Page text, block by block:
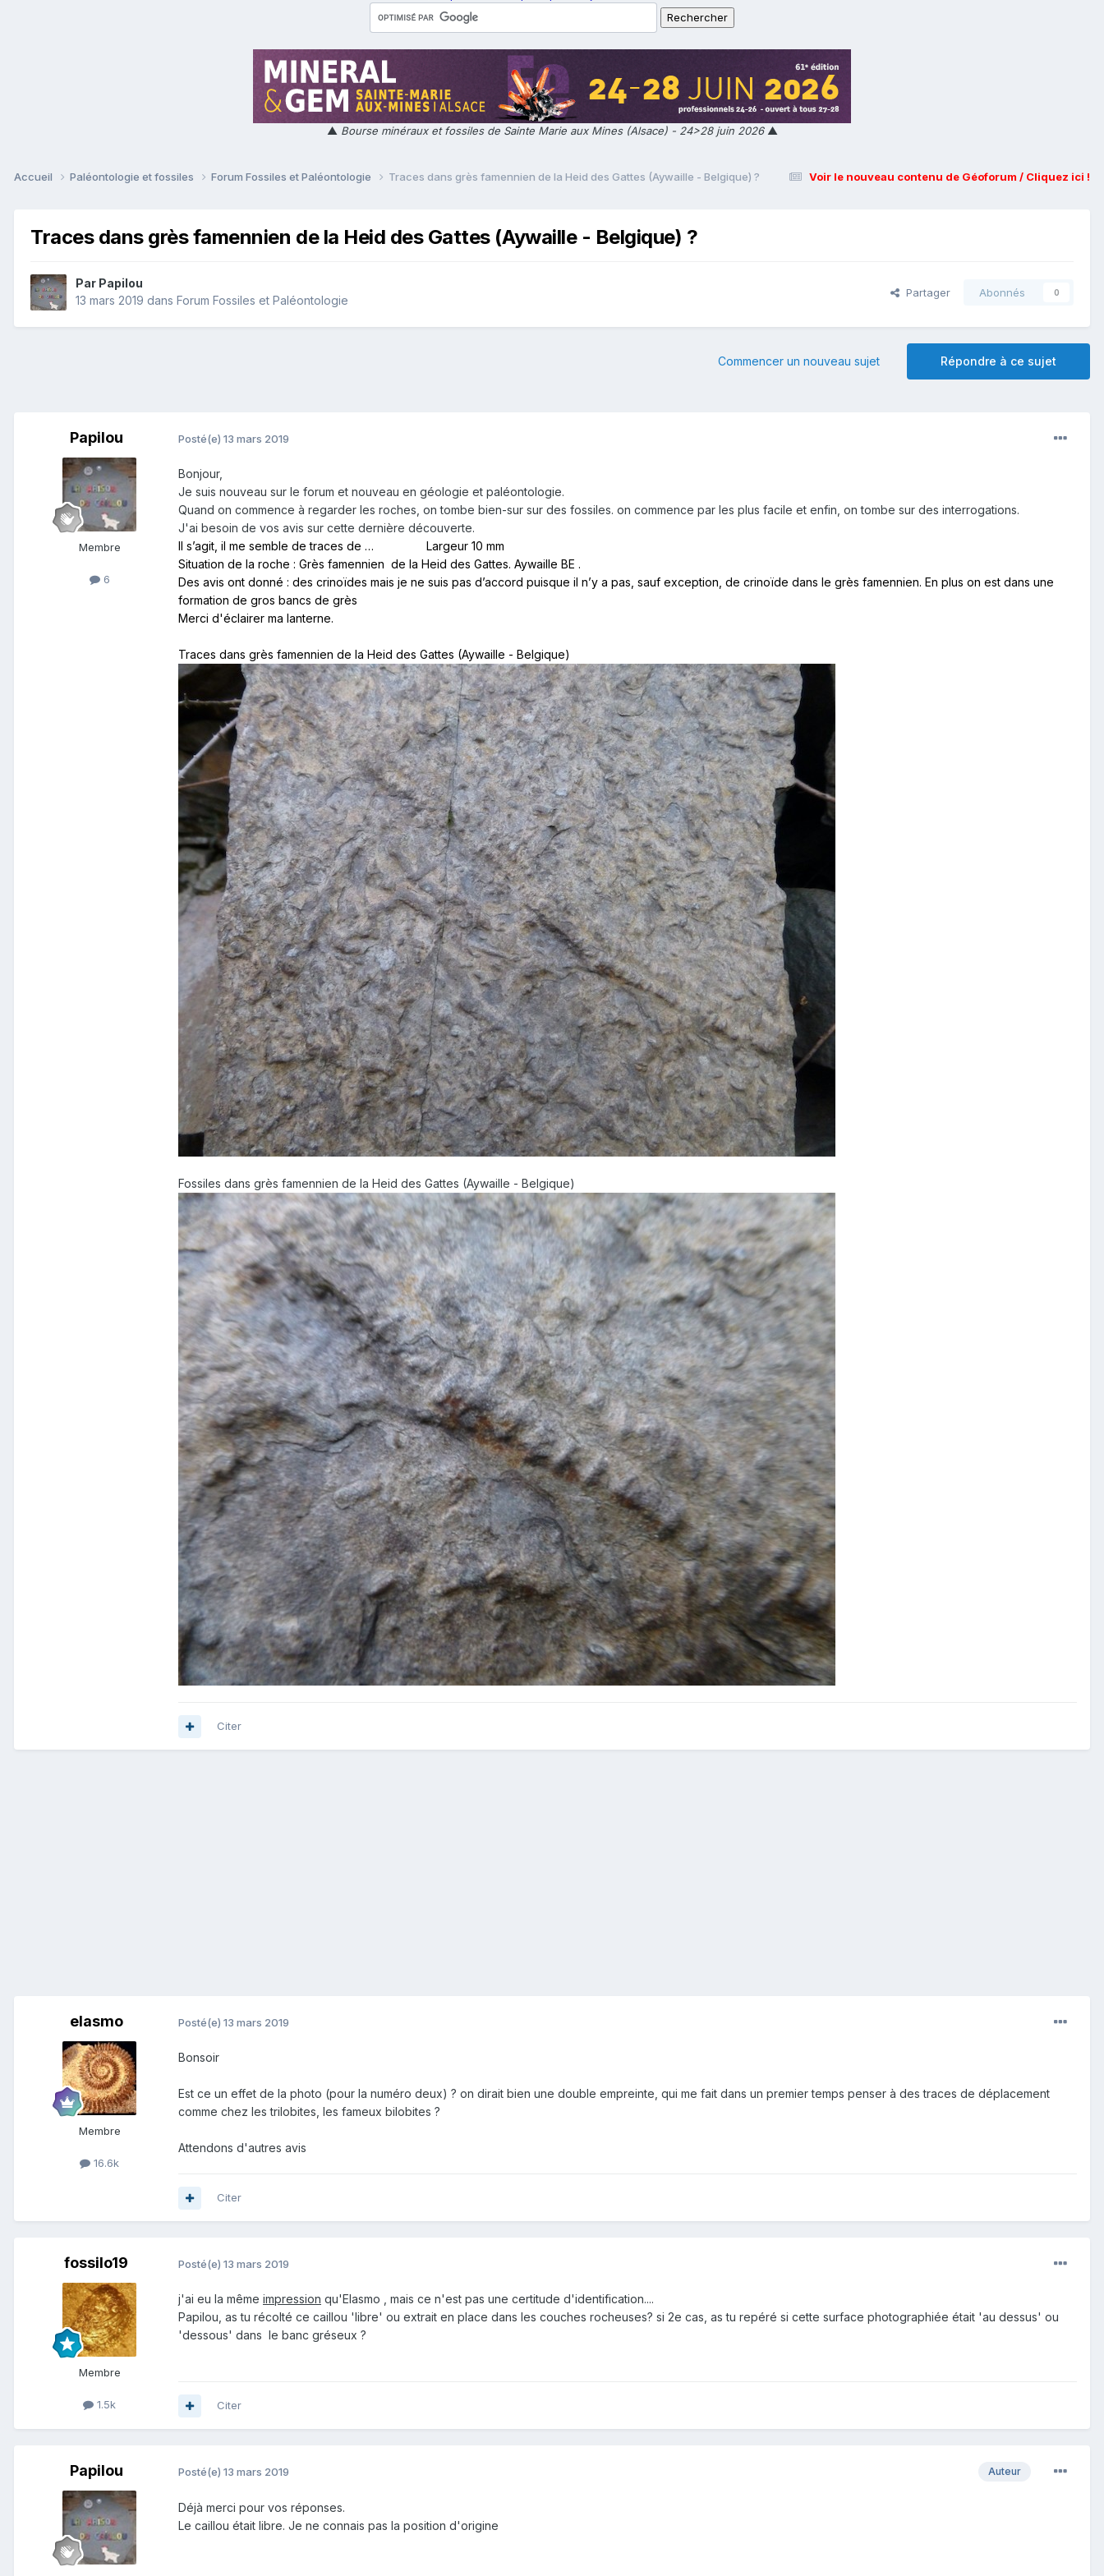
▲ Bourse minéraux et fossiles de Sainte Marie aux Mines (Alsace) - 24>28 juin 2026▲
Voir le nouveau contenu de Géoforum / Cliquez ici !
Accueil Paléontologie et fossiles Forum Fossiles et Paléontologie Traces dans grès famennien de la Heid des Gattes (Aywaille - Belgique) ?
Traces dans grès famennien de la Heid des Gattes (Aywaille - Belgique) ?
Par Papilou
13 mars 2019 dans Forum Fossiles et Paléontologie
Partager Abonnés 0
Répondre à ce sujet
Commencer un nouveau sujet
Papilou
Membre
6
Posté(e) 13 mars 2019
Bonjour,
Je suis nouveau sur le forum et nouveau en géologie et paléontologie.
Quand on commence à regarder les roches, on tombe bien-sur sur des fossiles. on commence par les plus facile et enfin, on tombe sur des interrogations.
J'ai besoin de vos avis sur cette dernière découverte.
Il s’agit, il me semble de traces de … Largeur 10 mm
Situation de la roche : Grès famennien de la Heid des Gattes. Aywaille BE .
Des avis ont donné : des crinoïdes mais je ne suis pas d’accord puisque il n’y a pas, sauf exception, de crinoïde dans le grès famennien. En plus on est dans une
formation de gros bancs de grès
Merci d'éclairer ma lanterne.
Traces dans grès famennien de la Heid des Gattes (Aywaille - Belgique)
Fossiles dans grès famennien de la Heid des Gattes (Aywaille - Belgique)
Citer
elasmo
Membre
16.6k
Posté(e) 13 mars 2019
Bonsoir
Est ce un effet de la photo (pour la numéro deux) ? on dirait bien une double empreinte, qui me fait dans un premier temps penser à des traces de déplacement
comme chez les trilobites, les fameux bilobites ?
Attendons d'autres avis
Citer
fossilo19
Membre
1.5k
Posté(e) 13 mars 2019
j'ai eu la même impression qu'Elasmo , mais ce n'est pas une certitude d'identification....
Papilou, as tu récolté ce caillou 'libre' ou extrait en place dans les couches rocheuses? si 2e cas, as tu repéré si cette surface photographiée était 'au dessus' ou
'dessous' dans le banc gréseux ?
Citer
Papilou Auteur
Posté(e) 13 mars 2019
Déjà merci pour vos réponses.
Le caillou était libre. Je ne connais pas la position d'origine